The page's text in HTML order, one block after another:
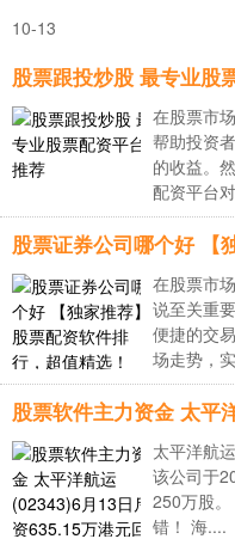
10-13
股票跟投炒股 最专业股
在股票市
帮助投资
的收益。
配资平台
在股票市
说至关重
便捷的交
场走势，
太平洋航
该公司于
250万股
错！ 海....